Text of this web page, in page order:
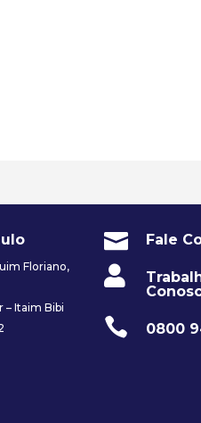
Floriano,
– Itaim Bibi
 Fale

 0800